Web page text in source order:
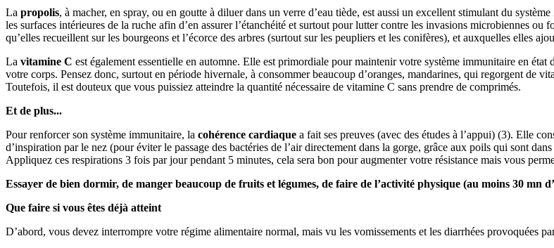
La propolis, à macher, en spray, ou en goutte à diluer dans un verre d’eau tiède, est aussi un excellent stimulant du
les surfaces intérieures de la ruche afin d’en assurer l’étanchéité et surtout pour lutter contre les invasions microbiennes
qu’elles recueillent sur les bourgeons et l’écorce des arbres (surtout sur les peupliers et les conifères), et auxquelles elles
La vitamine C est également essentielle en automne. Elle est primordiale pour maintenir votre système immunitaire en
votre corps. Pensez donc, surtout en période hivernale, à consommer beaucoup d’oranges, mandarines, qui regorgent de
Toutefois, il est douteux que vous puissiez atteindre la quantité nécessaire de vitamine C sans prendre de comprimés.
Et de plus...
Pour renforcer son système immunitaire, la cohérence cardiaque a fait ses preuves (avec des études à l’appui) (3). Elle
d’inspiration par le nez (pour éviter le passage des bactéries de l’air directement dans la gorge, grâce aux poils qui sont
Appliquez ces respirations 3 fois par jour pendant 5 minutes, cela sera bon pour augmenter votre résistance mais vous
Essayer de bien dormir, de manger beaucoup de fruits et légumes, de faire de l’activité physique (au moins 30 mn
Que faire si vous êtes déjà atteint
D’abord, vous devez interrompre votre régime alimentaire normal, mais vu les vomissements et les diarrhées provoquées